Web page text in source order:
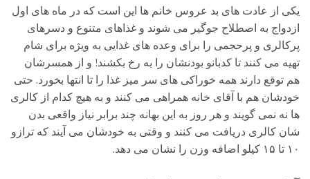
یکی از عادت های بد عروس خانم ها این است که در ماه های اول
ازدواج به اصطلاح جوگیر می شوند و غذاهای متنوع و دسرهای
پرکالری و پرحجمی را برای وعده های غذایی به ویژه برای شام
تهیه می کنند تا کدبانو بودنشان را به رخ بکشند! و از همسرشان
هم توقع دارند همه خوراکی های سر میز غذا را تا انتها بخورد. حتی
خودشان هم با آقای خانه همراهی می کنند و به هیچ کدام از کالری
ها نه نمی گویند و هر روز به این بهانه چند برابر نیاز واقعی بدن
شان کالری دریافت می کنند و وقتی به خودشان می آیند که ترازو
۱۰ تا ۱۵ کیلو اضافه وزن را نشان می دهد.